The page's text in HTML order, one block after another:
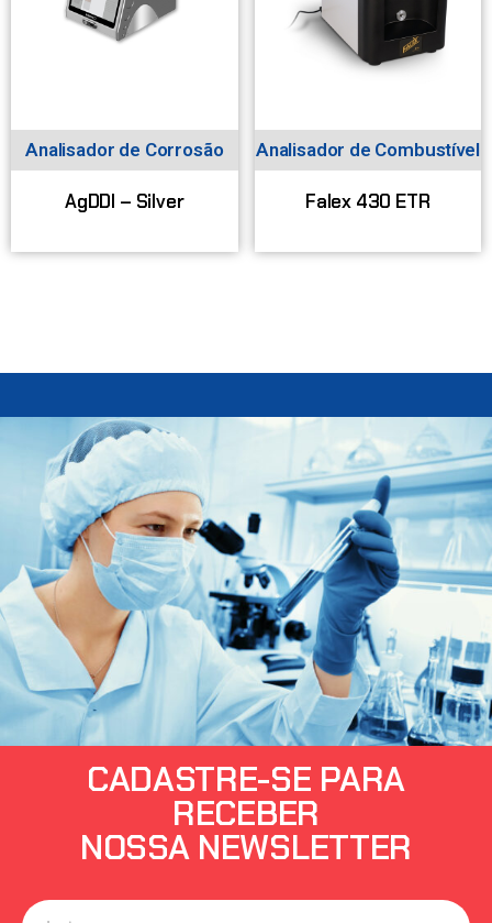
Analisador de Corrosão
AgDDI – Silver
Analisador de Combustível
Falex 430 ETR
CADASTRE-SE PARA
RECEBER
NOSSA NEWSLETTER